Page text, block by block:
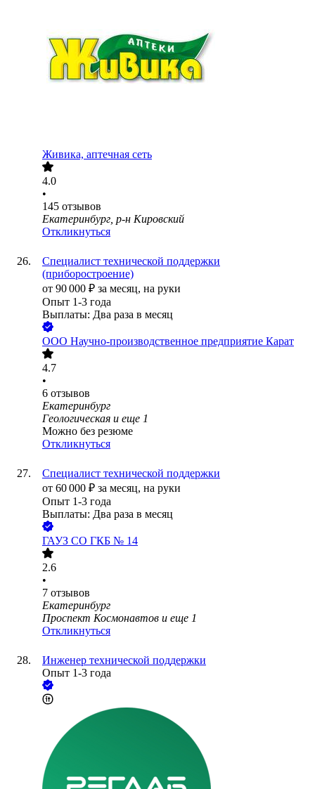
Живика, аптечная сеть
4.0
•
145 отзывов
Екатеринбург, р-н Кировский
Откликнуться
Специалист технической поддержки
(приборостроение)
от 90 000 ₽ за месяц, на руки
Опыт 1-3 года
Выплаты: Два раза в месяц
ООО Научно-производственное предприятие Карат
4.7
•
6 отзывов
Екатеринбург
Геологическая и еще 1
Можно без резюме
Откликнуться
Специалист технической поддержки
от 60 000 ₽ за месяц, на руки
Опыт 1-3 года
Выплаты: Два раза в месяц
ГАУЗ СО ГКБ № 14
2.6
•
7 отзывов
Екатеринбург
Проспект Космонавтов и еще 1
Откликнуться
Инженер технической поддержки
Опыт 1-3 года